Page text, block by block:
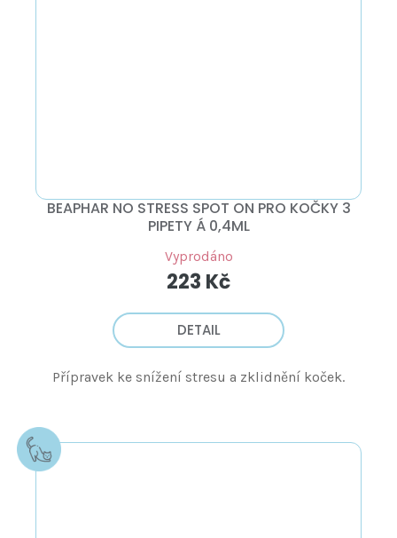
BEAPHAR NO STRESS SPOT ON PRO KOČKY 3
PIPETY Á 0,4ML
Vyprodáno
223 Kč
DETAIL
Přípravek ke snížení stresu a zklidnění koček.